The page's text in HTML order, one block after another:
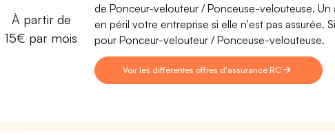
À partir de
15€ par mois
de Ponceur-velouteur / Ponceuse-velouteuse.
en péril votre entreprise si elle n'est pas assurée.
pour Ponceur-velouteur / Ponceuse-velouteuse.
Voir les différentes offres d'assurance RC